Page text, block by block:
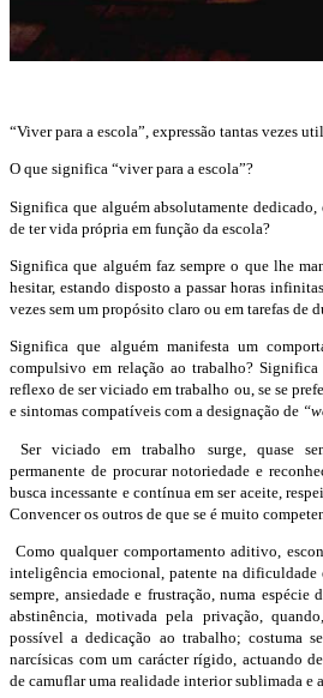
“Viver para a escola”, expressão tantas vezes
O que significa “viver para a escola”?
Significa que alguém absolutamente dedicado,
de ter vida própria em função da escola?
Significa que alguém faz sempre o que lhe
hesitar, estando disposto a passar horas
vezes sem um propósito claro ou em tarefas de
Significa que alguém manifesta um
compulsivo em relação ao trabalho? Significa
reflexo de ser viciado em trabalho ou, se se
e sintomas compatíveis com a designação de
Ser viciado em trabalho surge, quase
permanente de procurar notoriedade e
busca incessante e contínua em ser aceite,
Convencer os outros de que se é muito
Como qualquer comportamento aditivo,
inteligência emocional, patente na dificuldade
sempre, ansiedade e frustração, numa espécie
abstinência, motivada pela privação,
possível a dedicação ao trabalho; costuma
narcísicas com um carácter rígido, actuando
de camuflar uma realidade interior sublimada e